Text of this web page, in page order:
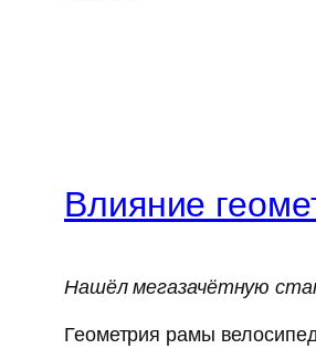
Влияние
Нашёл мегазачётную
Геометрия рамы